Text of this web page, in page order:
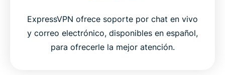
ExpressVPN ofrece soporte por chat en vivo
y correo electrónico, disponibles en español,
para ofrecerle la mejor atención.